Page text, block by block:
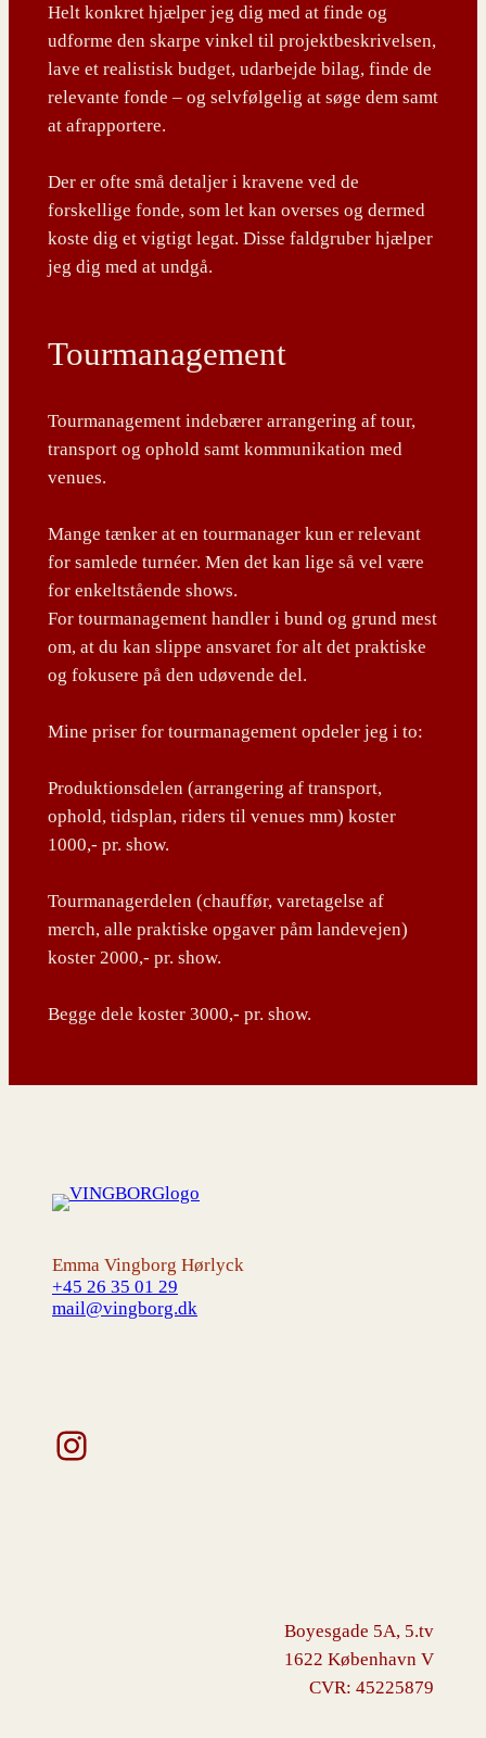
Helt konkret hjælper jeg dig med at finde og
udforme den skarpe vinkel til projektbeskrivelsen,
lave et realistisk budget, udarbejde bilag, finde de
relevante fonde – og selvfølgelig at søge dem samt
at afrapportere.
Der er ofte små detaljer i kravene ved de
forskellige fonde, som let kan overses og dermed
koste dig et vigtigt legat. Disse faldgruber hjælper
jeg dig med at undgå.
Tourmanagement
Tourmanagement indebærer arrangering af tour,
transport og ophold samt kommunikation med
venues.
Mange tænker at en tourmanager kun er relevant
for samlede turnéer. Men det kan lige så vel være
for enkeltstående shows.
For tourmanagement handler i bund og grund mest
om, at du kan slippe ansvaret for alt det praktiske
og fokusere på den udøvende del.
Mine priser for tourmanagement opdeler jeg i to:
Produktionsdelen (arrangering af transport,
ophold, tidsplan, riders til venues mm) koster
1000,- pr. show.
Tourmanagerdelen (chauffør, varetagelse af
merch, alle praktiske opgaver påm landevejen)
koster 2000,- pr. show.
Begge dele koster 3000,- pr. show.
Emma Vingborg Hørlyck
+45 26 35 01 29
mail@vingborg.dk
Instagram
Boyesgade 5A, 5.tv
1622 København V
CVR: 45225879